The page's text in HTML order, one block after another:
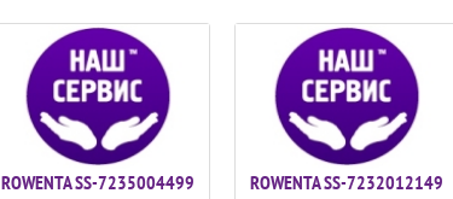
ROWENTA SS-7235004499 ROWENTA SS-7232012149